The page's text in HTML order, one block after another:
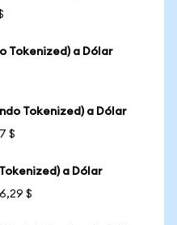
Tokenized) a Dólar
Tokenized) a Dólar
$
a Dólar
$